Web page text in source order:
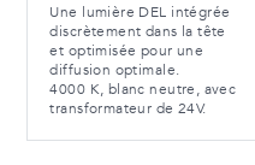
Une lumière DEL intégrée
discrètement dans la tête
et optimisée pour une
diffusion optimale.
4000 K, blanc neutre, avec
transformateur de 24V.